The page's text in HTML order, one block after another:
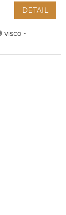
DETAIL
visco -